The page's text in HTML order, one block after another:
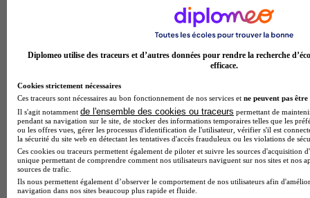
Diplomeo utilise des traceurs et d’autres données pour rendre la recherche
efficace.
Cookies strictement nécessaires
Ces traceurs sont nécessaires au bon fonctionnement de nos services et ne peuvent pas être
Il s'agit notamment de l'ensemble des cookies ou traceurs permettant de
pendant sa navigation sur le site, de stocker des informations temporaires telles que les
ou les offres vues, gérer les processus d'identification de l'utilisateur, vérifier s'il est
la sécurité du site web en détectant les tentatives d'accès frauduleux ou les violations de
Ces cookies ou traceurs permettent également de piloter et suivre les sources d'acquisition
unique permettant de comprendre comment nos utilisateurs naviguent sur nos sites et nos
sources de trafic.
Ils nous permettent également d’observer le comportement de nos utilisateurs afin
navigation dans nos sites beaucoup plus rapide et fluide.